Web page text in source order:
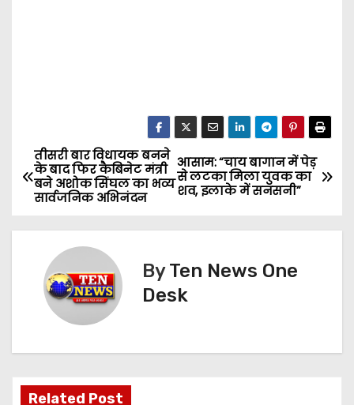
P
o
s
आसाम: “चाय बागान में पेड़
से लटका मिला युवक का
शव, इलाके में सनसनी”
तीसरी बार विधायक बनने
के बाद फिर कैबिनेट मंत्री
बने अशोक सिंघल का भव्य
सार्वजनिक अभिनंदन
ByTen News One
Desk
Related Post